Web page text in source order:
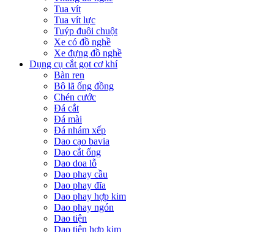
Tua vít
Tua vít lực
Tuýp đuôi chuột
Xe có đồ nghề
Xe đựng đồ nghề
Dụng cụ cắt gọt cơ khí
Bàn ren
Bộ lã ống đồng
Chén cước
Đá cắt
Đá mài
Đá nhám xếp
Dao cạo bavia
Dao cắt ống
Dao doa lỗ
Dao phay cầu
Dao phay đĩa
Dao phay hợp kim
Dao phay ngón
Dao tiện
Dao tiện hợp kim